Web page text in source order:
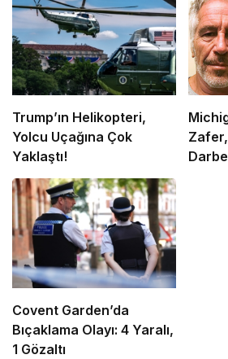
Trump’ın Helikopteri,
Yolcu Uçağına Çok
Yaklaştı!
Covent Garden’da
Bıçaklama Olayı: 4 Yaralı,
1 Gözaltı